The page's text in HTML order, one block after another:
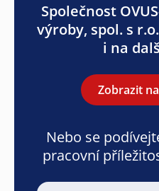
Společnost
výroby, spol. s
i na
Zobrazit
Nebo se
pracovní